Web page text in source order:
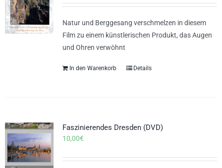
Natur und Berggesang verschmelzen in diesem
Film zu einem künstlerischen Produkt, das Augen
und Ohren verwöhnt
In den Warenkorb Details
Faszinierendes Dresden (DVD)
10,00€